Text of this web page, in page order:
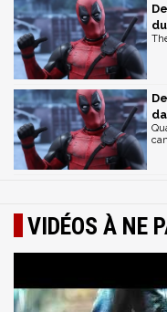
VIDÉOS À NE